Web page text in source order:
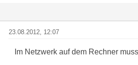
23.08.2012, 12:07
Im Netzwerk auf dem Rechner